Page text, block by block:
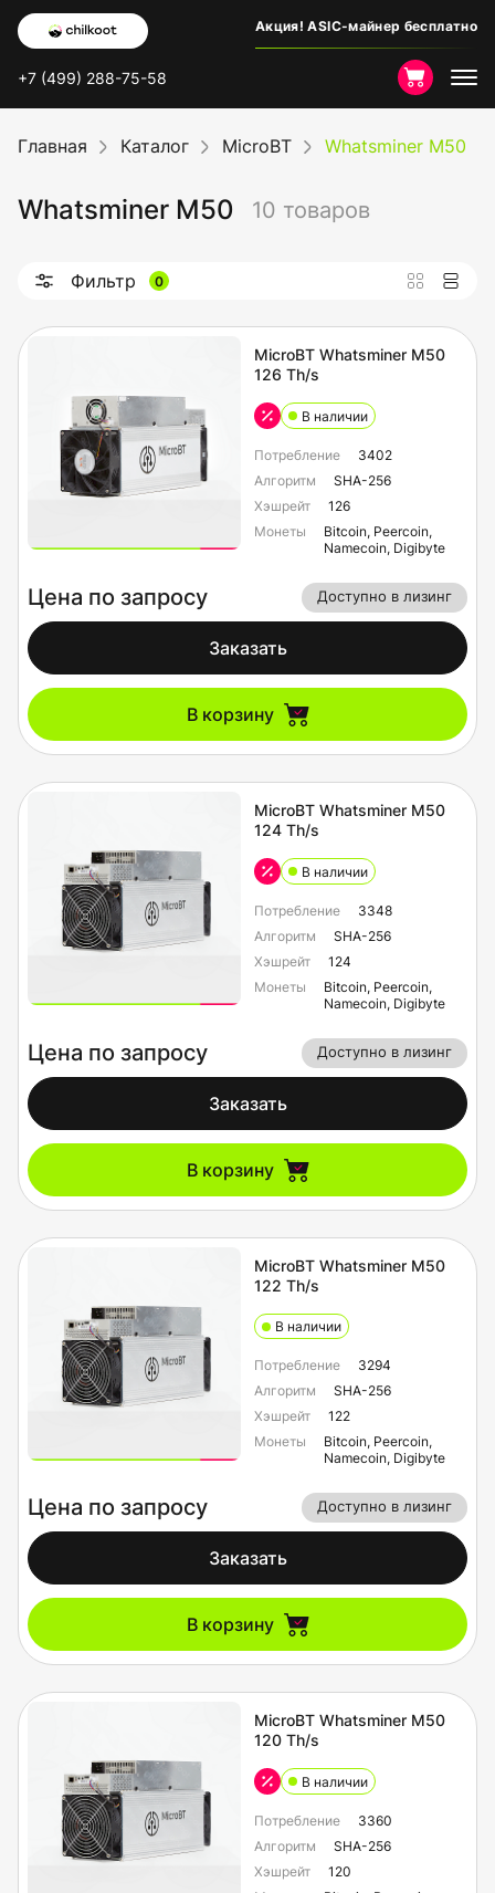
Акция! ASIC-майнер бесплатно
+7 (499) 288-75-58
Главная Каталог MicroBT Whatsminer M50
Whatsminer M50 10 товаров
Фильтр 0
MicroBT Whatsminer M50
126 Th/s
В наличии
Потребление
3402
Алгоритм
SHA-256
Хэшрейт
126
Монеты
Bitcoin, Peercoin,
Namecoin, Digibyte
Цена по запросу Доступно в лизинг
Заказать
В корзину
MicroBT Whatsminer M50
124 Th/s
В наличии
Потребление
3348
Алгоритм
SHA-256
Хэшрейт
124
Монеты
Bitcoin, Peercoin,
Namecoin, Digibyte
Цена по запросу Доступно в лизинг
Заказать
В корзину
MicroBT Whatsminer M50
122 Th/s
В наличии
Потребление
3294
Алгоритм
SHA-256
Хэшрейт
122
Монеты
Bitcoin, Peercoin,
Namecoin, Digibyte
Цена по запросу Доступно в лизинг
Заказать
В корзину
MicroBT Whatsminer M50
120 Th/s
В наличии
Потребление
3360
Алгоритм
SHA-256
Хэшрейт
120